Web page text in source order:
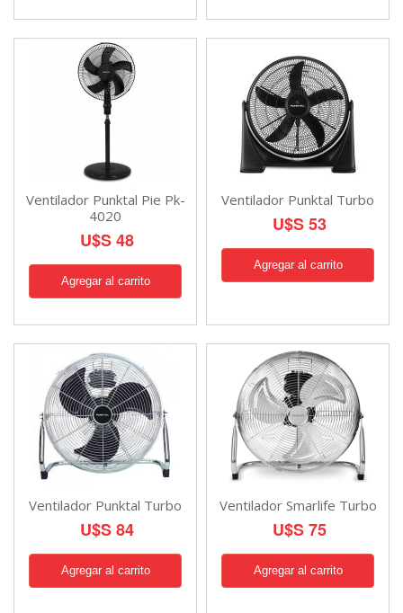
Ventilador Punktal Pie Pk-
4020
U$S 48
Ventilador Punktal Turbo
U$S 53
Ventilador Punktal Turbo
U$S 84
Ventilador Smarlife Turbo
U$S 75